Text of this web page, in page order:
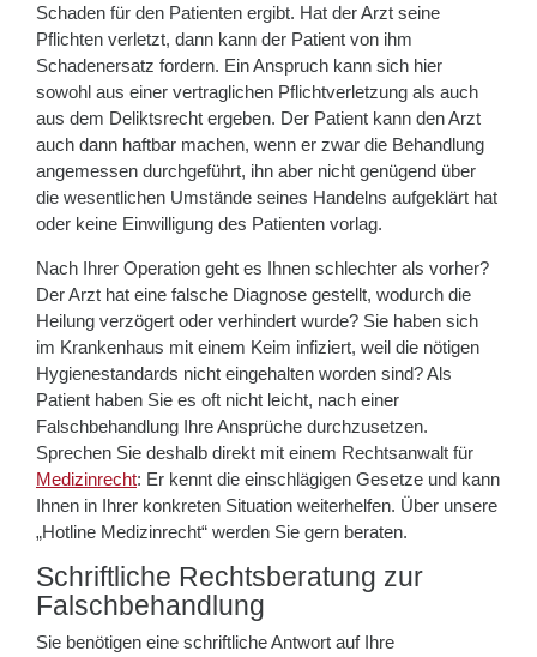
Schaden für den Patienten ergibt. Hat der Arzt seine
Pflichten verletzt, dann kann der Patient von ihm
Schadenersatz fordern. Ein Anspruch kann sich hier
sowohl aus einer vertraglichen Pflichtverletzung als auch
aus dem Deliktsrecht ergeben. Der Patient kann den Arzt
auch dann haftbar machen, wenn er zwar die Behandlung
angemessen durchgeführt, ihn aber nicht genügend über
die wesentlichen Umstände seines Handelns aufgeklärt hat
oder keine Einwilligung des Patienten vorlag.
Nach Ihrer Operation geht es Ihnen schlechter als vorher?
Der Arzt hat eine falsche Diagnose gestellt, wodurch die
Heilung verzögert oder verhindert wurde? Sie haben sich
im Krankenhaus mit einem Keim infiziert, weil die nötigen
Hygienestandards nicht eingehalten worden sind? Als
Patient haben Sie es oft nicht leicht, nach einer
Falschbehandlung Ihre Ansprüche durchzusetzen.
Sprechen Sie deshalb direkt mit einem Rechtsanwalt für
Medizinrecht: Er kennt die einschlägigen Gesetze und kann
Ihnen in Ihrer konkreten Situation weiterhelfen. Über unsere
„Hotline Medizinrecht“ werden Sie gern beraten.
Schriftliche Rechtsberatung zur
Falschbehandlung
Sie benötigen eine schriftliche Antwort auf Ihre